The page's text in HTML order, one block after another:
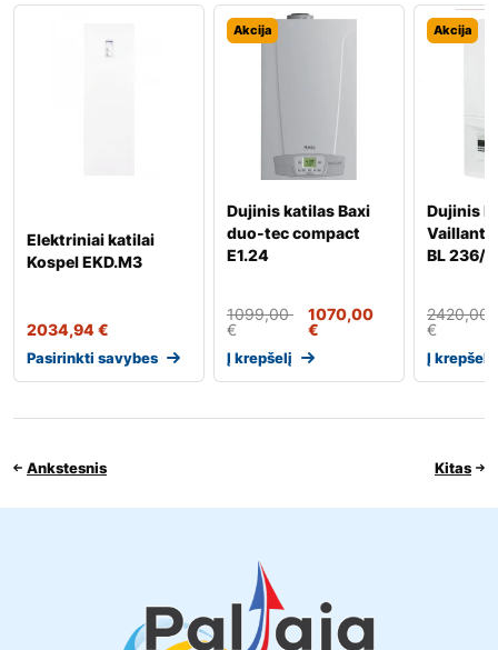
Elektriniai katilai
Kospel EKD.M3
2034,94€
Pasirinkti savybes
Akcija
Dujinis katilas Baxi
duo-tec compact
E1.24
1099,00
€
1070,00
€
Į krepšelį
Akcija
Dujinis
Vaillant
BL 236/
2420,00
€
Į krepšelį
Ankstesnis Kitas